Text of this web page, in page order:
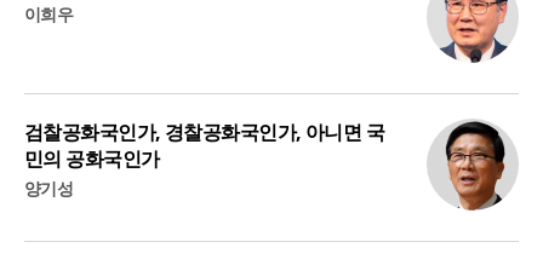
이희우
검찰공화국인가, 경찰공화국인가, 아니면 국
민의 공화국인가
양기성